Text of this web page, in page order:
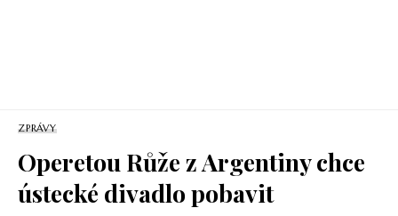
ZPRÁVY
Operetou Růže z Argentiny chce
ústecké divadlo pobavit